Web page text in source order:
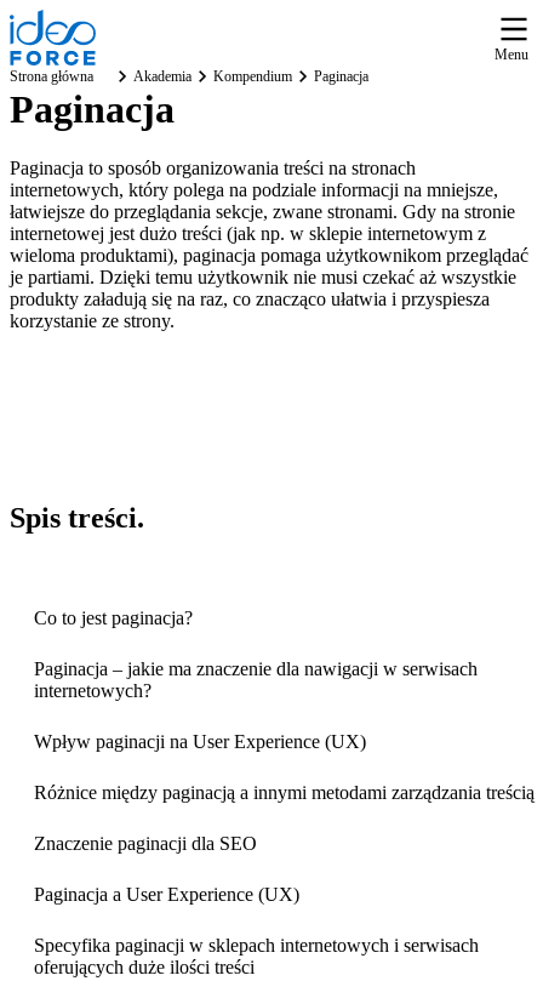
Menu
Strona główna
Akademia Kompendium Paginacja
Paginacja
Paginacja to sposób organizowania treści na stronach
internetowych, który polega na podziale informacji na mniejsze,
łatwiejsze do przeglądania sekcje, zwane stronami. Gdy na stronie
internetowej jest dużo treści (jak np. w sklepie internetowym z
wieloma produktami), paginacja pomaga użytkownikom przeglądać
je partiami. Dzięki temu użytkownik nie musi czekać aż wszystkie
produkty załadują się na raz, co znacząco ułatwia i przyspiesza
korzystanie ze strony.
Spis treści.
Co to jest paginacja?
Paginacja – jakie ma znaczenie dla nawigacji w serwisach
internetowych?
Wpływ paginacji na User Experience (UX)
Różnice między paginacją a innymi metodami zarządzania treścią
Znaczenie paginacji dla SEO
Paginacja a User Experience (UX)
Specyfika paginacji w sklepach internetowych i serwisach
oferujących duże ilości treści